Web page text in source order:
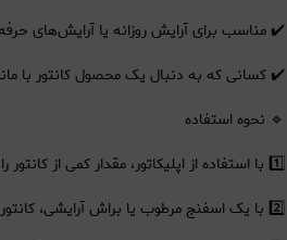
✔️ مناسب برای آرایش روزانه یا آرایش‌های
✔️ کسانی که به دنبال یک محصول کانتور با
🔹 نحوه استفاده
1️⃣ با استفاده از اپلیکاتور، مقدار کمی از کانتور را در نواحی موردنظر (گونه‌ها، خط فک، کناره‌های بینی و پیشانی) بزنید.
2️⃣ با یک اسفنج مرطوب یا براش آرایشی، کانتور را به‌آرامی محو کنید تا به جلوه‌ای طبیعی برسید.